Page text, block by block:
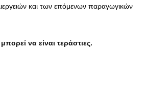
και των επόμενων παραγωγικών
να είναι τεράστιες.